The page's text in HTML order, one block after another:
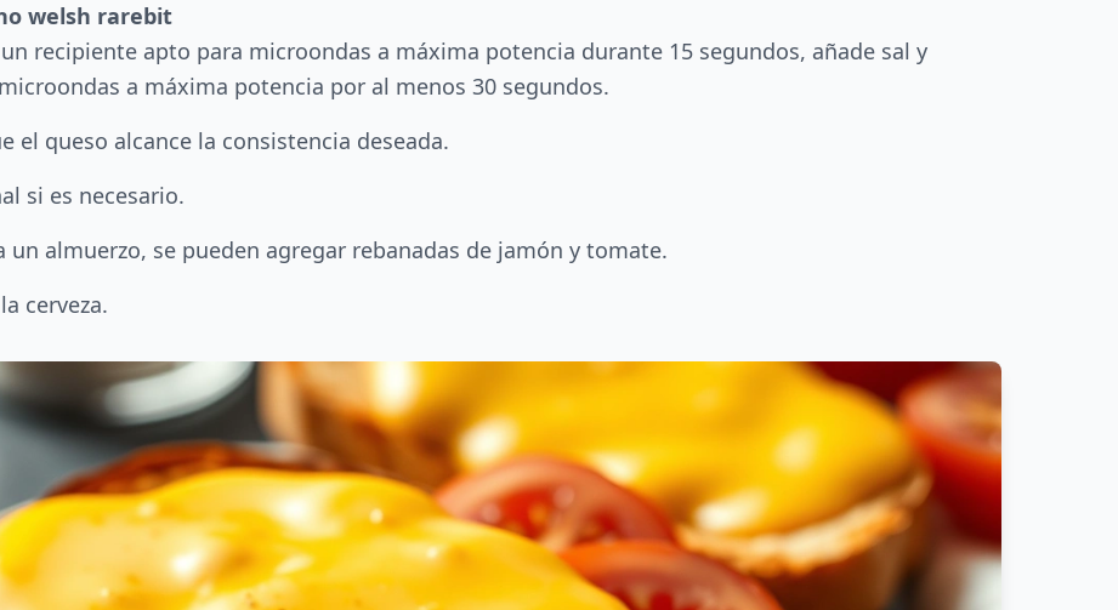
welsh rarebit
recipiente apto para microondas a máxima potencia durante 15 segundos, añade sal y
a máxima potencia por al menos 30 segundos.
el queso alcance la consistencia deseada.
si es necesario.
almuerzo, se pueden agregar rebanadas de jamón y tomate.
cerveza.